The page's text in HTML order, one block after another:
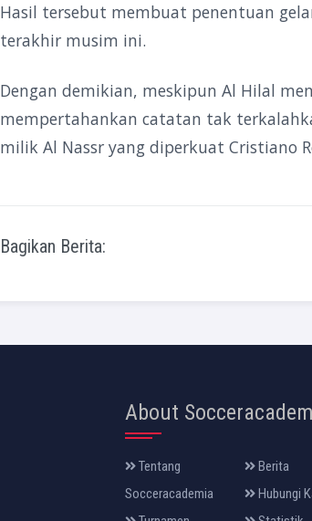
Hasil tersebut membuat penentuan
terakhir musim ini.
Dengan demikian, meskipun Al Hilal
mempertahankan catatan tak
milik Al Nassr yang diperkuat Cristiano
Bagikan Berita:
About
Tentang
Socceracademia
Berita
Hubungi